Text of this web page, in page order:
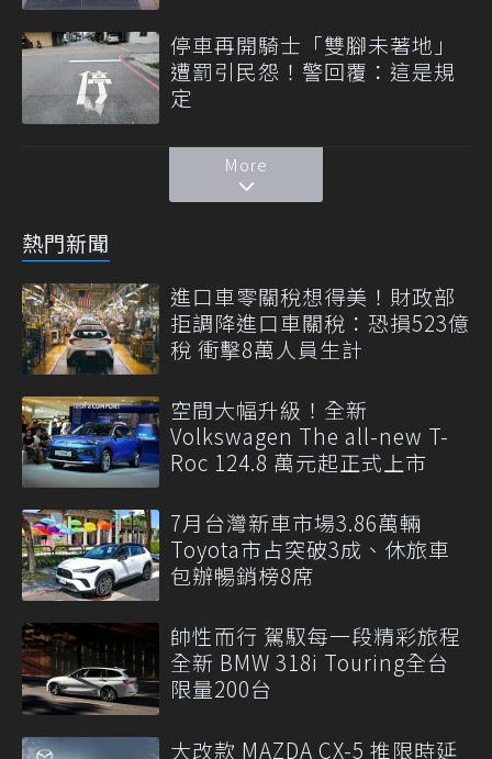
停車再開騎士「雙腳未著地」
遭罰引民怨！警回覆：這是規
定
More
熱門新聞
進口車零關稅想得美！財政部
拒調降進口車關稅：恐損523億
稅 衝擊8萬人員生計
空間大幅升級！全新
Volkswagen The all-new T-
Roc 124.8 萬元起正式上市
7月台灣新車市場3.86萬輛
Toyota市占突破3成、休旅車
包辦暢銷榜8席
帥性而行 駕馭每一段精彩旅程
全新 BMW 318i Touring全台
限量200台
大改款 MAZDA CX-5 推限時延